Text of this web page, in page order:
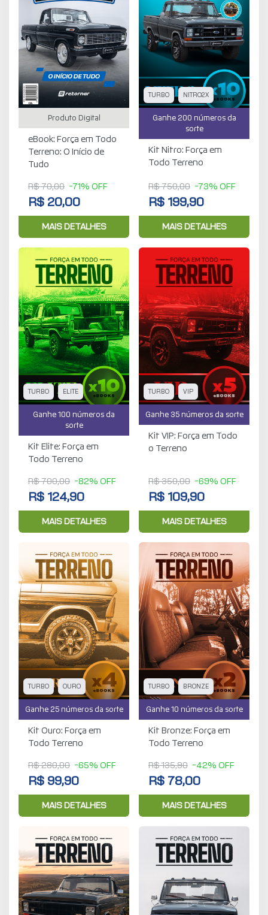
Produto Digital
eBook: Força em Todo
Terreno: O Início de
Tudo
R$ 70,00 -71% OFF
R$ 20,00
MAIS DETALHES
TURBO NITRO2X
Ganhe 200 números da
sorte
Kit Nitro: Força em
Todo Terreno
R$ 750,00 -73% OFF
R$ 199,90
MAIS DETALHES
TURBO ELITE
Ganhe 100 números da
sorte
Kit Elite: Força em
Todo Terreno
R$ 700,00 -82% OFF
R$ 124,90
MAIS DETALHES
TURBO VIP
Ganhe 35 números da sorte
Kit VIP: Força em Todo
o Terreno
R$ 350,00 -69% OFF
R$ 109,90
MAIS DETALHES
TURBO OURO
Ganhe 25 números da sorte
Kit Ouro: Força em
Todo Terreno
R$ 280,00 -65% OFF
R$ 99,90
MAIS DETALHES
TURBO BRONZE
Ganhe 10 números da sorte
Kit Bronze: Força em
Todo Terreno
R$ 135,90 -42% OFF
R$ 78,00
MAIS DETALHES